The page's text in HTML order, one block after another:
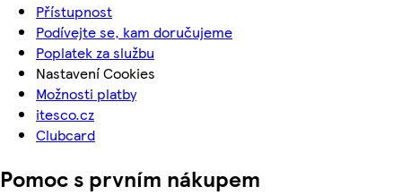
Přístupnost
Podívejte se, kam doručujeme
Poplatek za službu
Nastavení Cookies
Možnosti platby
itesco.cz
Clubcard
Pomoc s prvním nákupem